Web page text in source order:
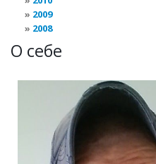
2009
2008
О себе